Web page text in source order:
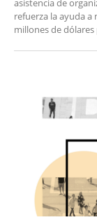
asistencia de
refuerza la ayuda a
millones de